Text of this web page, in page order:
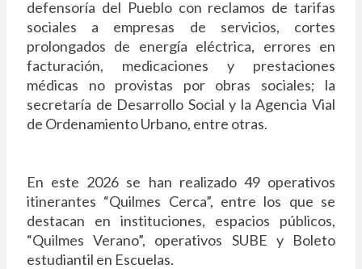
defensoría del Pueblo con reclamos de tarifas
sociales a empresas de servicios, cortes
prolongados de energía eléctrica, errores en
facturación, medicaciones y prestaciones
médicas no provistas por obras sociales; la
secretaría de Desarrollo Social y la Agencia Vial
de Ordenamiento Urbano, entre otras.
En este 2026 se han realizado 49 operativos
itinerantes “Quilmes Cerca”, entre los que se
destacan en instituciones, espacios públicos,
“Quilmes Verano”, operativos SUBE y Boleto
estudiantil en Escuelas.